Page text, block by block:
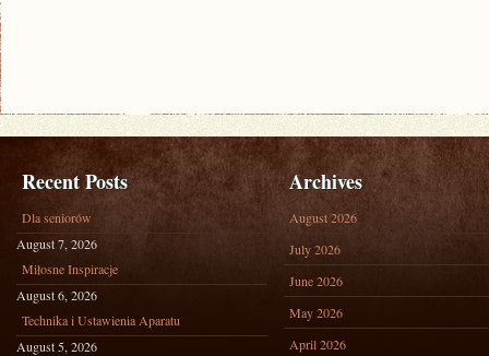
Recent Posts
Dla seniorów
August 7, 2026
Miłosne Inspiracje
August 6, 2026
Technika i Ustawienia Aparatu
August 5, 2026
Archives
August 2026
July 2026
June 2026
May 2026
April 2026